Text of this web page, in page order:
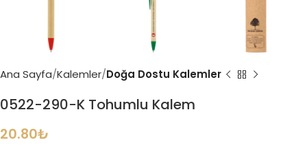
Ana Sayfa Kalemler Doğa Dostu Kalemler
0522-290-K Tohumlu Kalem
20.80₺